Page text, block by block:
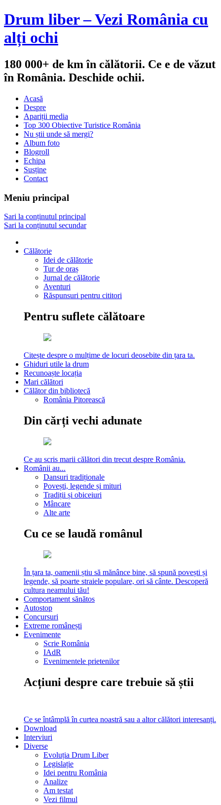
Drum liber – Vezi România cu
alți ochi
180 000+ de km în călătorii. Ce e de văzut
în România. Deschide ochii.
Acasă
Despre
Apariții media
Top 300 Obiective Turistice România
Nu știi unde să mergi?
Album foto
Blogroll
Echipa
Susține
Contact
Meniu principal
Sari la conținutul principal
Sari la conținutul secundar
Călătorie
Idei de călătorie
Tur de oraș
Jurnal de călătorie
Aventuri
Răspunsuri pentru cititori
Pentru suflete călătoare
Citește despre o mulțime de locuri deosebite din țara ta.
Ghiduri utile la drum
Recunoaște locația
Mari călători
Călător din bibliotecă
România Pitorească
Din cărți vechi adunate
Ce au scris marii călători din trecut despre România.
Românii au...
Dansuri tradiționale
Povești, legende și mituri
Tradiții și obiceiuri
Mâncare
Alte arte
Cu ce se laudă românul
În țara ta, oamenii știu să mănânce bine, să spună povești și
legende, să poarte straiele populare, ori să cânte. Descoperă
cultura neamului tău!
Comportament sănătos
Autostop
Concursuri
Extreme românești
Evenimente
Scrie România
IAdR
Evenimentele prietenilor
Acțiuni despre care trebuie să știi
Ce se întâmplă în curtea noastră sau a altor călători interesanți.
Download
Interviuri
Diverse
Evoluția Drum Liber
Legislație
Idei pentru România
Analize
Am testat
Vezi filmul